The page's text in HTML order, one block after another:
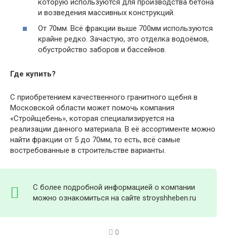
и возведения массивных конструкций.
От 70мм. Всё фракции выше 700мм используются
крайне редко. Зачастую, это отделка водоёмов,
обустройство заборов и бассейнов.
Где купить?
С приобретением качественного гранитного щебня в
Московской области может помочь компания
«Стройщебень», которая специализируется на
реализации данного материала. В её ассортименте можно
найти фракции от 5 до 70мм, то есть, всё самые
востребованные в строительстве варианты.
С более подробной информацией о компании
можно ознакомиться на сайте stroyshheben.ru
0